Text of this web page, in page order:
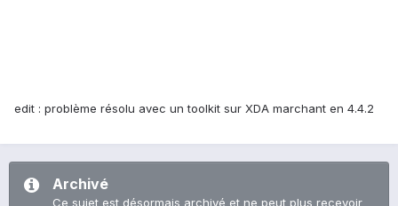
edit : problème résolu avec un toolkit sur XDA marchant en 4.4.2
Archivé
Ce sujet est désormais archivé et ne peut plus recevoir